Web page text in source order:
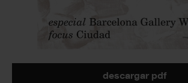
descargar pdf